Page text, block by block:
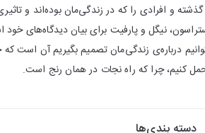
و افرادی را که در زندگی‌مان بوده‌اند و
نیگل و پارفیت برای بیان دیدگاه‌های خود
درباره‌ی زندگی‌مان تصمیم بگیریم آن است
کنیم، چرا که راه نجات در همان رنج است.
دسته بندی‌ها